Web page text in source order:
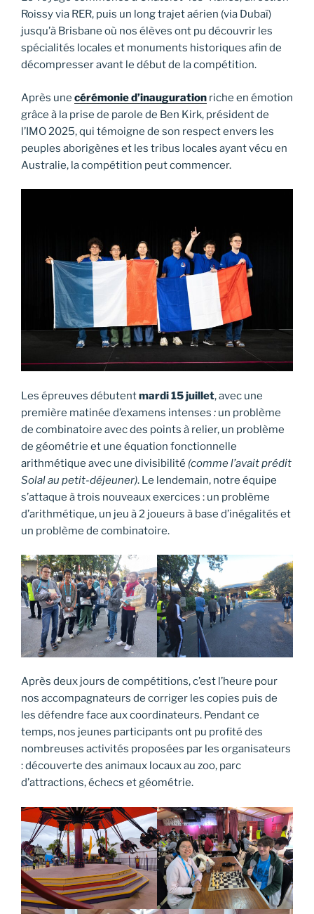
Roissy via RER, puis un long trajet aérien (via Dubaï)
jusqu’à Brisbane où nos élèves ont pu découvrir les
spécialités locales et monuments historiques afin de
décompresser avant le début de la compétition.
Après une cérémonie d’inauguration riche en émotion
grâce à la prise de parole de Ben Kirk, président de
l’IMO 2025, qui témoigne de son respect envers les
peuples aborigènes et les tribus locales ayant vécu en
Australie, la compétition peut commencer.
Les épreuves débutentmardi 15 juillet, avec une
première matinée d’examens intenses : un problème
de combinatoire avec des points à relier, un problème
de géométrie et une équation fonctionnelle
arithmétique avec une divisibilité (comme l’avait prédit
Solal au petit-déjeuner). Le lendemain, notre équipe
s’attaque à trois nouveaux exercices : un problème
d’arithmétique, un jeu à 2 joueurs à base d’inégalités et
un problème de combinatoire.
Après deux jours de compétitions, c’est l’heure pour
nos accompagnateurs de corriger les copies puis de
les défendre face aux coordinateurs. Pendant ce
temps, nos jeunes participants ont pu profité des
nombreuses activités proposées par les organisateurs
: découverte des animaux locaux au zoo, parc
d’attractions, échecs et géométrie.